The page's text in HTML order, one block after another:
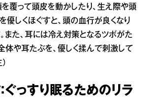
を覆って頭皮を動かしたり、生え際や頭
優しくほぐすと、頭の血行が良くなり
また、耳には冷え対策となるツボがた
体や耳たぶを、優しく揉んで刺激して
ぐっすり眠るためのリラ